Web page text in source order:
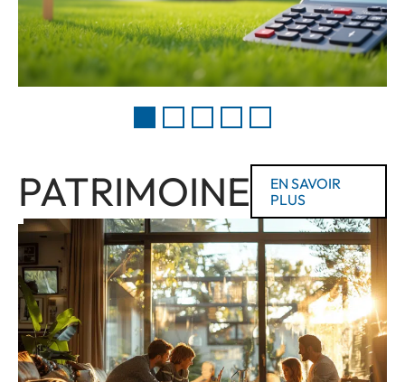
PATRIMOINE
EN SAVOIR
PLUS